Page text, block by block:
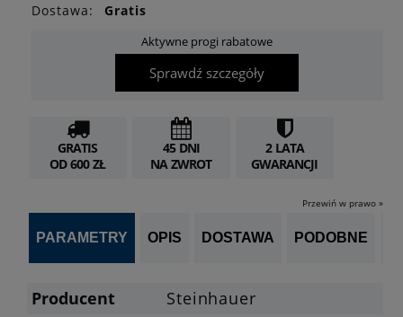
Dostawa:
Gratis
Aktywne progi rabatowe
Sprawdź szczegóły
GRATIS
OD 600 ZŁ
45 DNI
NA ZWROT
2 LATA
GWARANCJI
Przewiń w prawo »
PARAMETRY OPIS DOSTAWA PODOBNE
Producent
Steinhauer